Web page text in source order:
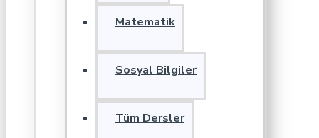
Matematik
Sosyal Bilgiler
Tüm Dersler